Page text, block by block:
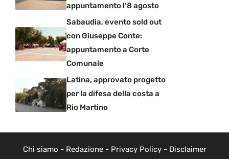
appuntamento l’8 agosto
Sabaudia, evento sold out
con Giuseppe Conte:
appuntamento a Corte
Comunale
Latina, approvato progetto
per la difesa della costa a
Rio Martino
Chi siamo - Redazione- Privacy Policy- Disclaimer